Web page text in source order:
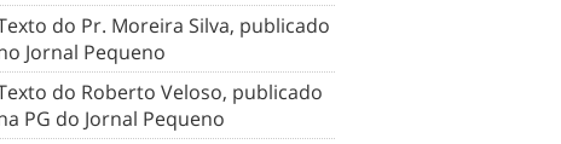
do Pr. Moreira Silva, publicado
Jornal Pequeno
do Roberto Veloso, publicado
PG do Jornal Pequeno